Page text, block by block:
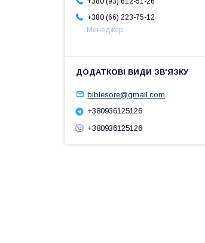
+380 (66) 223-75-12
Менеджер
biblesore@gmail.com
+380936125126
+380936125126